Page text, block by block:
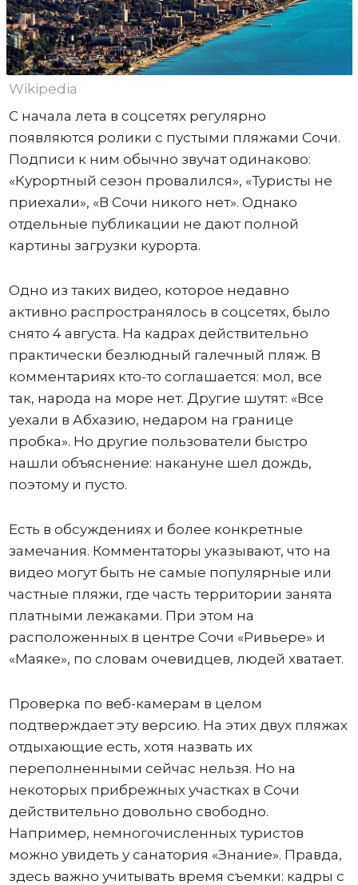
Wikipedia
С начала лета в соцсетях регулярно
появляются ролики с пустыми пляжами Сочи.
Подписи к ним обычно звучат одинаково:
«Курортный сезон провалился», «Туристы не
приехали», «В Сочи никого нет». Однако
отдельные публикации не дают полной
картины загрузки курорта.
Одно из таких видео, которое недавно
активно распространялось в соцсетях, было
снято 4 августа. На кадрах действительно
практически безлюдный галечный пляж. В
комментариях кто-то соглашается: мол, все
так, народа на море нет. Другие шутят: «Все
уехали в Абхазию, недаром на границе
пробка». Но другие пользователи быстро
нашли объяснение: накануне шел дождь,
поэтому и пусто.
Есть в обсуждениях и более конкретные
замечания. Комментаторы указывают, что на
видео могут быть не самые популярные или
частные пляжи, где часть территории занята
платными лежаками. При этом на
расположенных в центре Сочи «Ривьере» и
«Маяке», по словам очевидцев, людей хватает.
Проверка по веб-камерам в целом
подтверждает эту версию. На этих двух пляжах
отдыхающие есть, хотя назвать их
переполненными сейчас нельзя. Но на
некоторых прибрежных участках в Сочи
действительно довольно свободно.
Например, немногочисленных туристов
можно увидеть у санатория «Знание». Правда,
здесь важно учитывать время съемки: кадры с